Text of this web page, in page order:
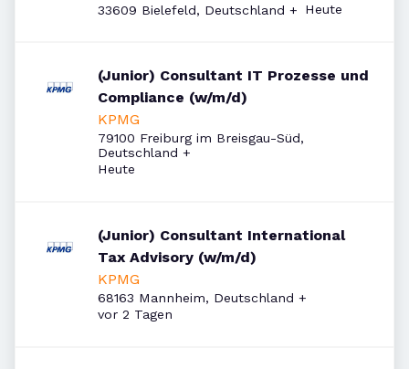
33609 Bielefeld, Deutschland + Veröffentlicht
Heute
(Junior) Consultant IT Prozesse und
Compliance (w/m/d)
KPMG
79100 Freiburg im Breisgau-Süd,
Deutschland +
Veröffentlicht
Heute
(Junior) Consultant International
Tax Advisory (w/m/d)
KPMG
68163 Mannheim, Deutschland +
Veröffentlicht
vor 2 Tagen